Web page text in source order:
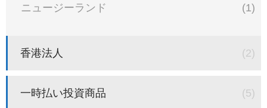
ニュージーランド (1)
香港法人 (2)
一時払い投資商品 (5)